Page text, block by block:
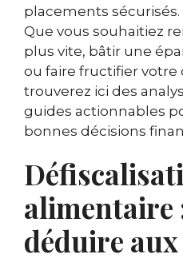
placements sécurisés.
Que vous souhaitiez
plus vite, bâtir une
ou faire fructifier votre
trouverez ici des
guides actionnables
bonnes décisions
alimentaire
déduire